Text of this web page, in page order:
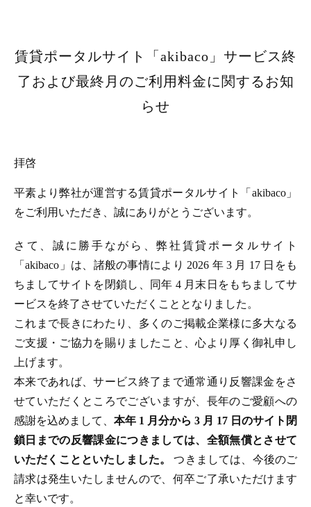
賃貸ポータルサイト「akibaco」サービス終
了および最終月のご利用料金に関するお知
らせ
拝啓
平素より弊社が運営する賃貸ポータルサイト「akibaco」
をご利用いただき、誠にありがとうございます。
さて、誠に勝手ながら、弊社賃貸ポータルサイト
「akibaco」は、諸般の事情により 2026 年 3 月 17 日をも
ちましてサイトを閉鎖し、同年 4 月末日をもちましてサ
ービスを終了させていただくこととなりました。
これまで長きにわたり、多くのご掲載企業様に多大なる
ご支援・ご協力を賜りましたこと、心より厚く御礼申し
上げます。
本来であれば、サービス終了まで通常通り反響課金をさ
せていただくところでございますが、長年のご愛顧への
感謝を込めまして、 本年 1 月分から 3 月 17 日のサイト閉
鎖日までの反響課金につきましては、全額無償とさせて
いただくことといたしました。つきましては、今後のご
請求は発生いたしませんので、何卒ご了承いただけます
と幸いです。